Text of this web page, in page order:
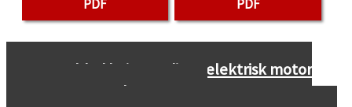
PDF PDF
Datablad højspændings elektrisk motor
H27R-4003-4, 710kW, 6000V